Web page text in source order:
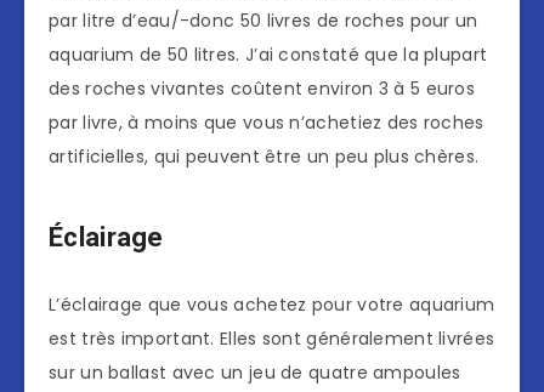
par litre d’eau/-donc 50 livres de roches pour un
aquarium de 50 litres. J’ai constaté que la plupart
des roches vivantes coûtent environ 3 à 5 euros
par livre, à moins que vous n’achetiez des roches
artificielles, qui peuvent être un peu plus chères.
Éclairage
L’éclairage que vous achetez pour votre aquarium
est très important. Elles sont généralement livrées
sur un ballast avec un jeu de quatre ampoules